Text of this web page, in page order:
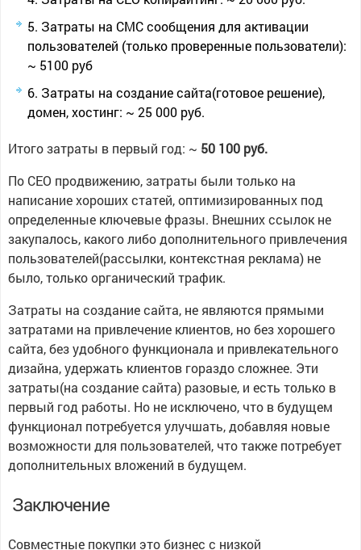
Затраты на СМС сообщения для активации
пользователей (только проверенные пользователи):
~ 5100 руб
Затраты на создание сайта(готовое решение),
домен, хостинг: ~ 25 000 руб.
Итого затраты в первый год: ~ 50 100 руб.
По СЕО продвижению, затраты были только на
написание хороших статей, оптимизированных под
определенные ключевые фразы. Внешних ссылок не
закупалось, какого либо дополнительного привлечения
пользователей(рассылки, контекстная реклама) не
было, только органический трафик.
Затраты на создание сайта, не являются прямыми
затратами на привлечение клиентов, но без хорошего
сайта, без удобного функционала и привлекательного
дизайна, удержать клиентов гораздо сложнее. Эти
затраты(на создание сайта) разовые, и есть только в
первый год работы. Но не исключено, что в будущем
функционал потребуется улучшать, добавляя новые
возможности для пользователей, что также потребует
дополнительных вложений в будущем.
Заключение
Совместные покупки это бизнес с низкой